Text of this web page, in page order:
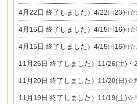
4月22日 終了しました）4/22㈯23㈰☆新築・建替
4月15日 終了しました）4/15㈯16㈰☆家づくりゆ
4月15日 終了しました）4/15㈯16㈰☆お
11月26日 終了しました）11/26(土)・27(日)☆新築
11月20日 終了しました）11/20(日)☆増改築・リフォームま
11月19日 終了しました）11/19(土)☆リノベーション・家の修理まつり＆